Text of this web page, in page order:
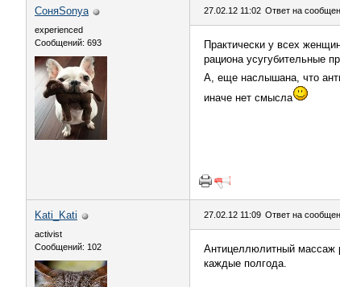
СоняSonya
experienced
Сообщений: 693
27.02.12 11:02 Ответ на
Практически у всех
рациона усугубительные
А, еще наслышана, что
иначе нет смысла
Kati_Kati
activist
Сообщений: 102
27.02.12 11:09 Ответ на
Антицеллюлитный массаж
каждые полгода.